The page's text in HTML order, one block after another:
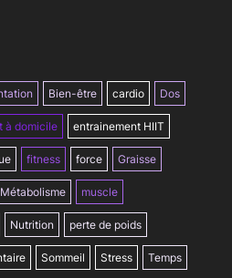
Bien-être cardio Dos
à domicile entrainement HIIT
fitness force Graisse
Métabolisme muscle
Nutrition perte de poids
Sommeil Stress Temps